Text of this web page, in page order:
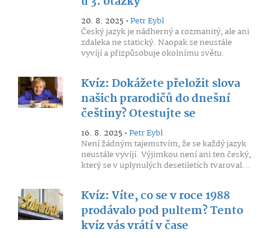
20. 8. 2025 •Petr Eybl
Český jazyk je nádherný a rozmanitý, ale ani
zdaleka ne statický. Naopak se neustále
vyvíjí a přizpůsobuje okolnímu světu.
Kvíz: Dokážete přeložit slova
našich prarodičů do dnešní
češtiny? Otestujte se
16. 8. 2025 •Petr Eybl
Není žádným tajemstvím, že se každý jazyk
neustále vyvíjí. Výjimkou není ani ten český,
který se v uplynulých desetiletích tvaroval...
Kvíz: Víte, co se v roce 1988
prodávalo pod pultem? Tento
kvíz vás vrátí v čase